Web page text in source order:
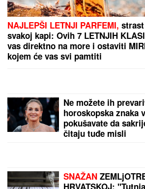
ZLOČIN IDALjE NEKAŽNjEN:
Srbe stradale u izbegličkoj koloni